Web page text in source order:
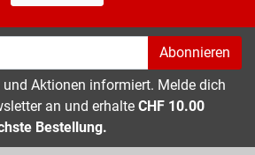
Abonnieren
und Aktionen informiert. Melde dich
an und erhalte CHF 10.00
Bestellung.